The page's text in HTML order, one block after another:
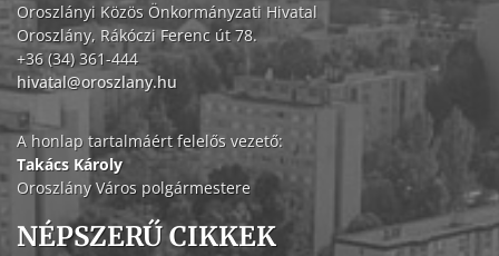
Oroszlányi Közös Önkormányzati Hivatal
Oroszlány, Rákóczi Ferenc út 78.
+36 (34) 361-444
hivatal@oroszlany.hu
A honlap tartalmáért felelős vezető:
Takács Károly
Oroszlány Város polgármestere
NÉPSZERŰ CIKKEK